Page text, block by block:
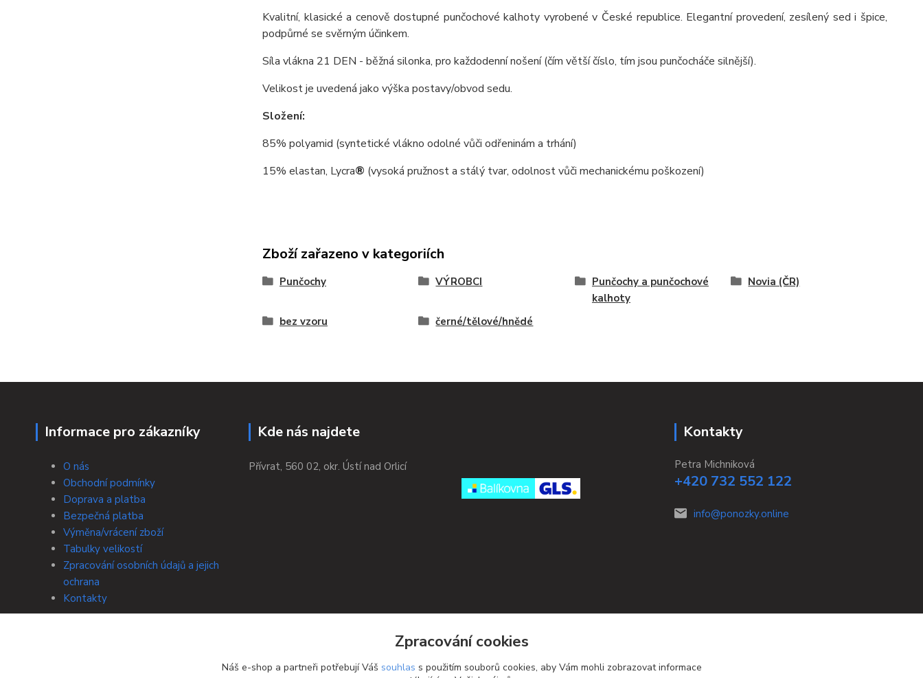
Kvalitní, klasické a cenově dostupné punčochové kalhoty vyrobené v České republice. Elegantní provedení, zesílený sed i špice,
podpůrné se svěrným účinkem.
Síla vlákna 21 DEN - běžná silonka, pro každodenní nošení (čím větší číslo, tím jsou punčocháče silnější).
Velikost je uvedená jako výška postavy/obvod sedu.
Složení:
85% polyamid (syntetické vlákno odolné vůči odřeninám a trhání)
15% elastan, Lycra® (vysoká pružnost a stálý tvar, odolnost vůči mechanickému poškození)
Zboží zařazeno v kategoriích
Punčochy VÝROBCI
Punčochy a punčochové
kalhoty
Novia (ČR)
bez vzoru černé/tělové/hnědé
Informace pro zákazníky
O nás
Obchodní podmínky
Doprava a platba
Bezpečná platba
Výměna/vrácení zboží
Tabulky velikostí
Zpracování osobních údajů a jejich
ochrana
Kontakty
Kde nás najdete
Přívrat, 560 02, okr. Ústí nad Orlicí
Kontakty
Petra Michniková
+420 732 552 122
info@ponozky.online
Zpracování cookies
Náš e-shop a partneři potřebují Váš souhlas s použitím souborů cookies, aby Vám mohli zobrazovat informace